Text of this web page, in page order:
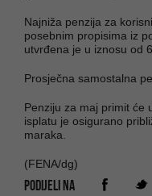
Najniža penzija za
posebnim propisima iz
utvrđena je u iznosu od
Prosječna samostalna
Penziju za maj primit će
isplatu je osigurano
maraka.
(FENA/dg)
PODIJELI NA